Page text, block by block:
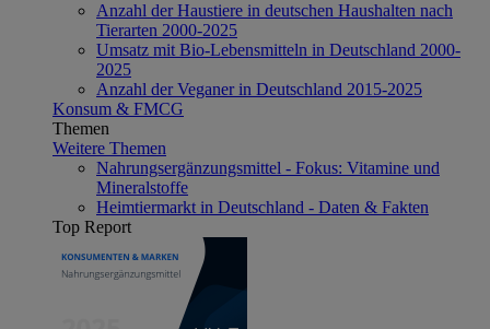
Anzahl der Haustiere in deutschen Haushalten nach
Tierarten 2000-2025
Umsatz mit Bio-Lebensmitteln in Deutschland 2000-
2025
Anzahl der Veganer in Deutschland 2015-2025
Konsum & FMCG
Themen
Weitere Themen
Nahrungsergänzungsmittel - Fokus: Vitamine und
Mineralstoffe
Heimtiermarkt in Deutschland - Daten & Fakten
Top Report